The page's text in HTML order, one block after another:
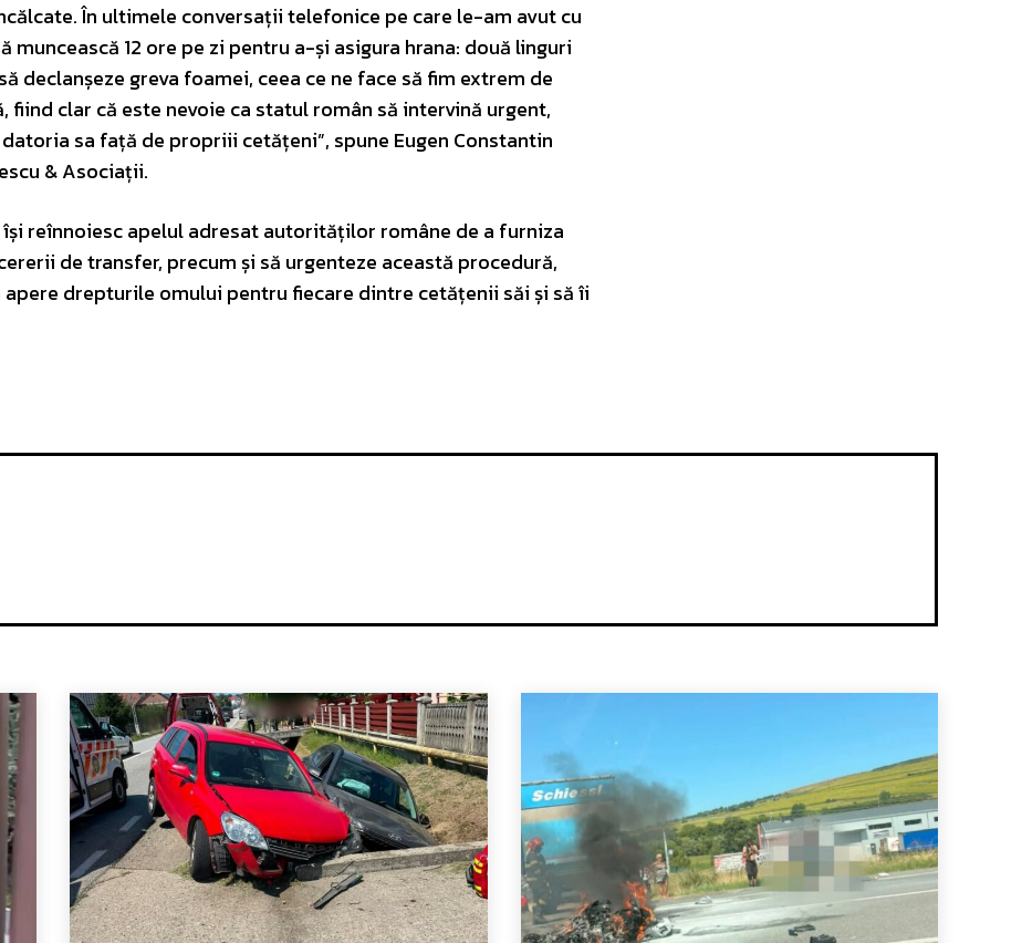
În ultimele conversații telefonice pe care le-am avut cu
12 ore pe zi pentru a-și asigura hrana: două linguri
declanșeze greva foamei, ceea ce ne face să fim extrem de
clar că este nevoie ca statul român să intervină urgent,
sa față de propriii cetățeni”, spune Eugen Constantin
& Asociații.
reînnoiesc apelul adresat autorităților române de a furniza
de transfer, precum și să urgenteze această procedură,
drepturile omului pentru fiecare dintre cetățenii săi și să îi